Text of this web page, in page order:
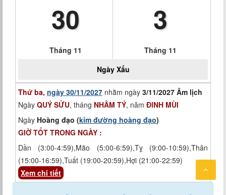
30
Tháng 11
3
Tháng 11
Ngày Xấu
Thứ ba, ngày 30/11/2027 nhằm ngày 3/11/2027 Âm lịch
Ngày QUÝ SỬU, tháng NHÂM TÝ, năm ĐINH MÙI
Ngày Hoàng đạo (kim đường hoàng đạo)
GIỜ TỐT TRONG NGÀY :
Dần (3:00-4:59),Mão (5:00-6:59),Tỵ (9:00-10:59),Thân
(15:00-16:59),Tuất (19:00-20:59),Hợi (21:00-22:59)
Xem chi tiết